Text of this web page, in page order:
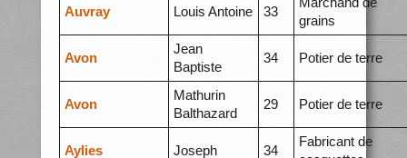
Auvray Louis Antoine 33
grains
Avon
Jean
Baptiste
34 Potier de terre
Avon
Mathurin
Balthazard
29 Potier de terre
Aylies Joseph 34
Fabricant de